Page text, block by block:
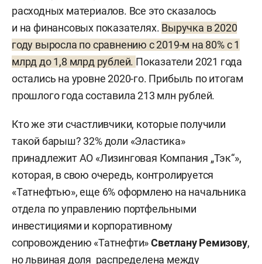
расходных материалов. Все это сказалось
и на финансовых показателях. Выручка в 2020
году выросла по сравнению с 2019-м на 80% с 1
млрд до 1,8 млрд рублей. Показатели 2021 года
остались на уровне 2020-го. Прибыль по итогам
прошлого года составила 213 млн рублей.
Кто же эти счастливчики, которые получили
такой барыш? 32% доли «Эластика»
принадлежит АО «Лизинговая Компания „Тэк“»,
которая, в свою очередь, контролируется
«Татнефтью», еще 6% оформлено на начальника
отдела по управлению портфельными
инвестициями и корпоративному
сопровождению «Татнефти»Светлану Ремизову,
но львиная доля распределена между